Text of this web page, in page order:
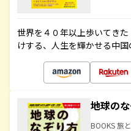
世界を４０年以上歩いてき
けする、人生を輝かせる中
地球の
BOOKS 旅